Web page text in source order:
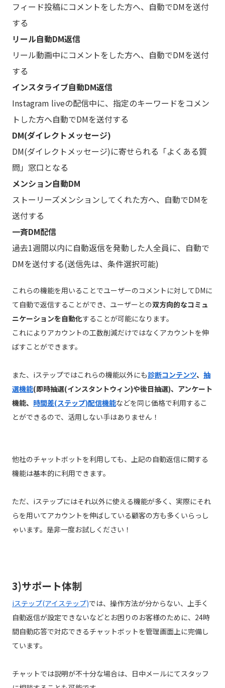
フィード投稿にコメントをした方へ、自動でDMを送付
する
リール自動DM返信
リール動画中にコメントをした方へ、自動でDMを送付
する
インスタライブ自動DM返信
Instagram liveの配信中に、指定のキーワードをコメン
トした方へ自動でDMを送付する
DM(ダイレクトメッセージ)
DM(ダイレクトメッセージ)に寄せられる「よくある質
問」窓口となる
メンション自動DM
ストーリーズメンションしてくれた方へ、自動でDMを
送付する
一斉DM配信
過去1週間以内に自動返信を発動した人全員に、自動で
DMを送付する(送信先は、条件選択可能)
これらの機能を用いることでユーザーのコメントに対してDMに
て自動で返信することができ、ユーザーとの双方向的なコミュ
ニケーションを自動化することが可能になります。
これによりアカウントの工数削減だけではなくアカウントを伸
ばすことができます。
また、iステップではこれらの機能以外にも診断コンテンツ、 抽
選機能(即時抽選(インスタントウィン)や後日抽選)、アンケート
機能、 時間差(ステップ)配信機能などを同じ価格で利用するこ
とができるので、活用しない手はありません！
他社のチャットボットを利用しても、上記の自動返信に関する
機能は基本的に利用できます。
ただ、iステップにはそれ以外に使える機能が多く、実際にそれ
らを用いてアカウントを伸ばしている顧客の方も多くいらっし
ゃいます。是非一度お試しください！
3)サポート体制
iステップ(アイステップ)では、操作方法が分からない、上手く
自動返信が設定できないなどとお困りのお客様のために、24時
間自動応答で対応できるチャットボットを管理画面上に完備し
ています。
チャットでは説明が不十分な場合は、日中メールにてスタッフ